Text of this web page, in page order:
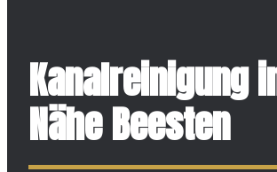
Kanalreinigung
Nähe Beesten